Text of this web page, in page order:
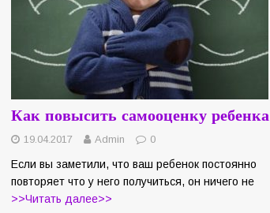
Как повысить самооценку ребенка
19.04.2017 Admin 0
Если вы заметили, что ваш ребенок постоянно
повторяет что у него получиться, он ничего не
>>Читать далее>>